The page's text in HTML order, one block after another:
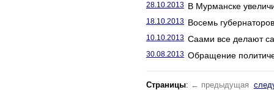
28.10.2013 В Мурманске
18.10.2013 Восемь
10.10.2013 Саами все делают
30.08.2013 Обращение
Страницы: ← предыдущая